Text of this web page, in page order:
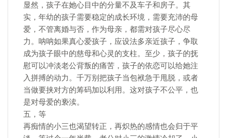
显然，孩子在她心目中的分量不及车子和房子。其
实，年幼的孩子需要稳定的成长环境，需要充沛的母
爱，不管离婚与否，作为母亲，都需对孩子尽心尽
力。呐呐如果真心爱孩子，应设法多亲近孩子，争取
成为孩子眼中的慈母和心灵的支柱。至少，孩子的抚
慰可以冲淡老公背叛的痛苦，孩子的依恋可以给她注
入拼搏的动力。千万别把孩子当包袱急于甩脱，或者
当做要挟对方的筹码加以利用。这对孩子不公平，也
是对母爱的亵渎。
五，等
再痴情的小三也渴望转正，再炽热的感情也会归于平